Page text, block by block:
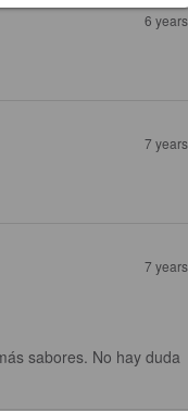
6
7
7
sabores. No hay duda